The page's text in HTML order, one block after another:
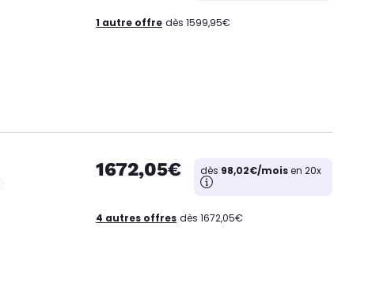
1 autre offre dès 1599,95€
1672,05€ dès 98,02€/moisen 20x
4 autres offres dès 1672,05€